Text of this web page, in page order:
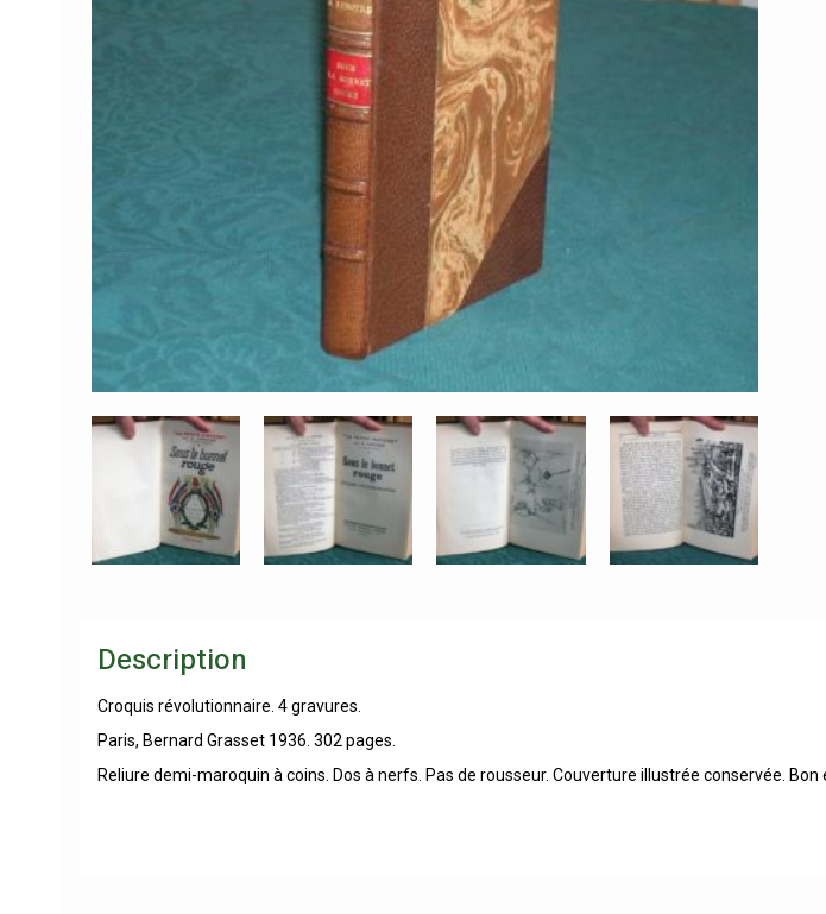
Description
Croquis révolutionnaire. 4 gravures.
Paris, Bernard Grasset 1936. 302 pages.
Reliure demi-maroquin à coins. Dos à nerfs. Pas de rousseur. Couverture illustrée conservée. Bon